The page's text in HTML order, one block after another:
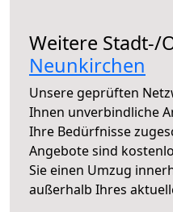
Weitere Stadt-/
Neunkirchen
Unsere geprüften
Ihnen unverbindliche
Ihre Bedürfnisse
Angebote sind
Sie einen Umzug
außerhalb Ihres